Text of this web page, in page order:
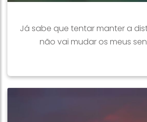
Já sabe que tentar manter a
não vai mudar os meus